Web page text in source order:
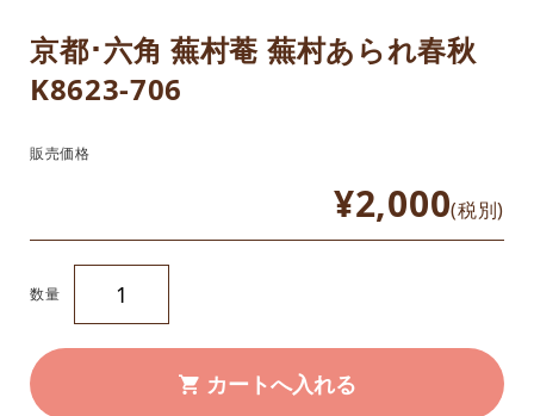
京都･六角 蕪村菴 蕪村あられ春秋
K8623-706
販売価格
¥2,000(税別)
数量